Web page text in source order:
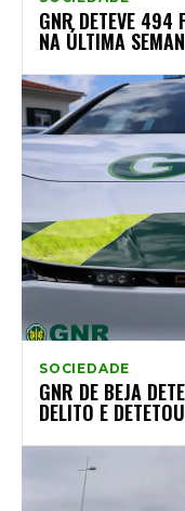
GNR DETEVE 494
NA ÚLTIMA
SOCIEDADE
GNR DE BEJA
DELITO E